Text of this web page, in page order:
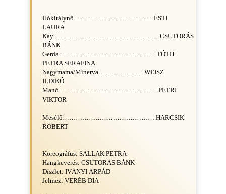
Hókirálynő……………………………….ESTI
LAURA
Kay………………………………………….CSUTORÁS
BÁNK
Gerda………………………………………TÓTH
PETRA SERAFINA
Nagymama/Minerva…………………WEISZ
ILDIKÓ
Manó……………………………………….PETRI
VIKTOR
Mesélő…………………………………….HARCSIK
RÓBERT
Koreográfus: SALLAK PETRA
Hangkeverés: CSUTORÁS BÁNK
Díszlet: IVÁNYI ÁRPÁD
Jelmez: VERÉB DIA